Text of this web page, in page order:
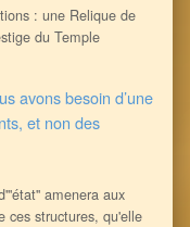
: une Relique de
du Temple
avons besoin d’une
et non des
amenera aux
ces structures, qu'elle